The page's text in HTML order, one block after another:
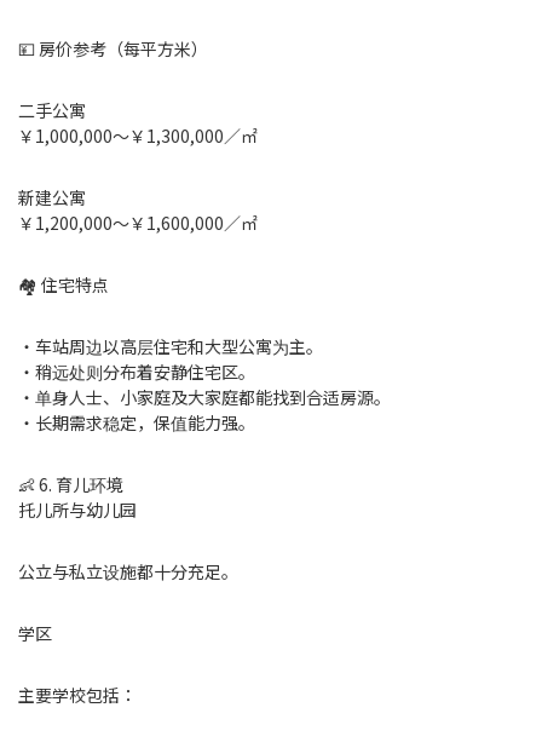
💴 房价参考（每平方米）
二手公寓
￥1,000,000～￥1,300,000／㎡
新建公寓
￥1,200,000～￥1,600,000／㎡
🏘 住宅特点
・车站周边以高层住宅和大型公寓为主。
・稍远处则分布着安静住宅区。
・单身人士、小家庭及大家庭都能找到合适房源。
・长期需求稳定，保值能力强。
👶 6. 育儿环境
托儿所与幼儿园
公立与私立设施都十分充足。
学区
主要学校包括：